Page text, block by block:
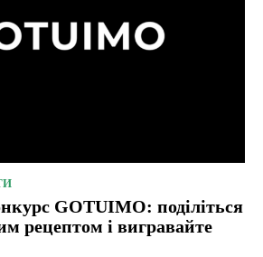
GOTUIMO: поділіться
рецептом і вигравайте